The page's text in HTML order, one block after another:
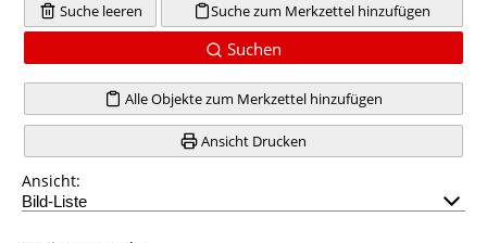
Suche leeren Suche zum Merkzettel hinzufügen
Suchen
Alle Objekte zum Merkzettel hinzufügen
Ansicht Drucken
Ansicht: